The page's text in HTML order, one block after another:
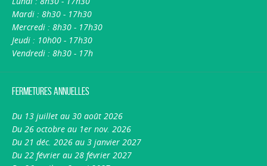
Mardi : 8h30 - 17h30
Mercredi : 8h30 - 17h30
Jeudi : 10h00 - 17h30
Vendredi : 8h30 - 17h
Fermetures annuelles
Du 13 juillet au 30 août 2026
Du 26 octobre au 1er nov. 2026
Du 21 déc. 2026 au 3 janvier 2027
Du 22 février au 28 février 2027